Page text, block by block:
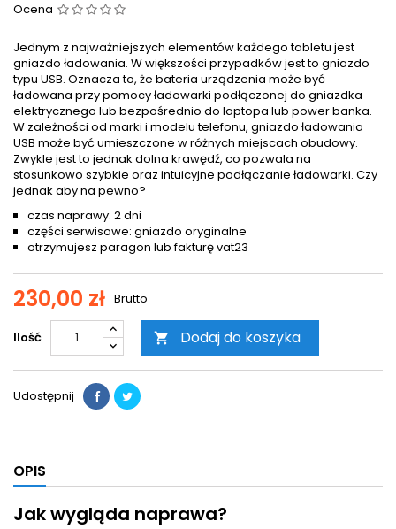
Ocena
Jednym z najważniejszych elementów każdego tabletu jest
gniazdo ładowania. W większości przypadków jest to gniazdo
typu USB. Oznacza to, że bateria urządzenia może być
ładowana przy pomocy ładowarki podłączonej do gniazdka
elektrycznego lub bezpośrednio do laptopa lub power banka.
W zależności od marki i modelu telefonu, gniazdo ładowania
USB może być umieszczone w różnych miejscach obudowy.
Zwykle jest to jednak dolna krawędź, co pozwala na
stosunkowo szybkie oraz intuicyjne podłączanie ładowarki. Czy
jednak aby na pewno?
czas naprawy: 2 dni
części serwisowe: gniazdo oryginalne
otrzymujesz paragon lub fakturę vat23
230,00 zł Brutto
Ilość  Dodaj do koszyka
Udostępnij
OPIS
Jak wygląda naprawa?